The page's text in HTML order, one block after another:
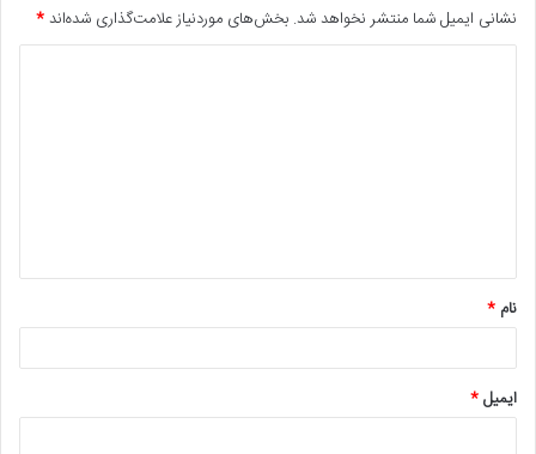
نشانی ایمیل شما منتشر نخواهد شد. بخش‌های موردنیاز علامت‌گذاری شده‌اند*
*
نام *
ایمیل*